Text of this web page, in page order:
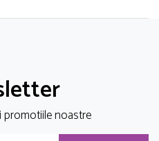
promotiile noastre